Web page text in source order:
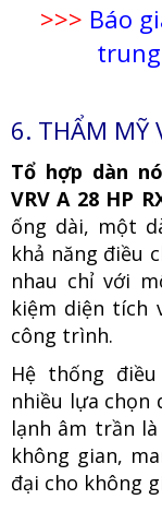
>>> Báo
trung
6. THẨM MỸ
Tổ hợp dàn
VRV A 28 HP
ống dài, một
khả năng điều
nhau chỉ với
kiệm diện tích
công trình.
Hệ thống
nhiều lựa chọn
lạnh âm trần
không gian,
đại cho không